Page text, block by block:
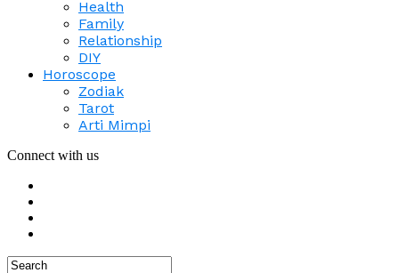
Health
Family
Relationship
DIY
Horoscope
Zodiak
Tarot
Arti Mimpi
Connect with us